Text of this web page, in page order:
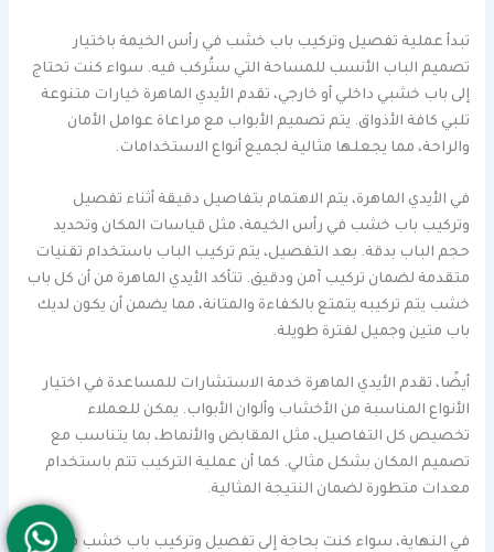
تبدأ عملية تفصيل وتركيب باب خشب في رأس الخيمة باختيار
تصميم الباب الأنسب للمساحة التي ستُركب فيه. سواء كنت تحتاج
إلى باب خشبي داخلي أو خارجي، تقدم الأيدي الماهرة خيارات متنوعة
تلبي كافة الأذواق. يتم تصميم الأبواب مع مراعاة عوامل الأمان
والراحة، مما يجعلها مثالية لجميع أنواع الاستخدامات.
في الأيدي الماهرة، يتم الاهتمام بتفاصيل دقيقة أثناء تفصيل
وتركيب باب خشب في رأس الخيمة، مثل قياسات المكان وتحديد
حجم الباب بدقة. بعد التفصيل، يتم تركيب الباب باستخدام تقنيات
متقدمة لضمان تركيب آمن ودقيق. تتأكد الأيدي الماهرة من أن كل باب
خشب يتم تركيبه يتمتع بالكفاءة والمتانة، مما يضمن أن يكون لديك
باب متين وجميل لفترة طويلة.
أيضًا، تقدم الأيدي الماهرة خدمة الاستشارات للمساعدة في اختيار
الأنواع المناسبة من الأخشاب وألوان الأبواب. يمكن للعملاء
تخصيص كل التفاصيل، مثل المقابض والأنماط، بما يتناسب مع
تصميم المكان بشكل مثالي. كما أن عملية التركيب تتم باستخدام
معدات متطورة لضمان النتيجة المثالية.
في النهاية، سواء كنت بحاجة إلى تفصيل وتركيب باب خشب في